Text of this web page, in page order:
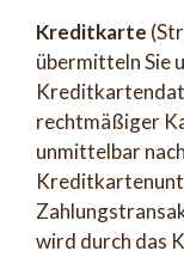
Kreditkarte
übermitteln Sie
rechtmäßiger
unmittelbar
wird durch das